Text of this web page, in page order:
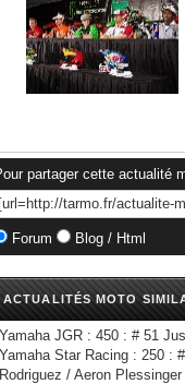
partager cette actualité
Forum Blog / Html
ACTUALITÉS MOTO
Yamaha JGR : 450 : # 51
Yamaha Star Racing : 250 :
Rodriguez / Aeron